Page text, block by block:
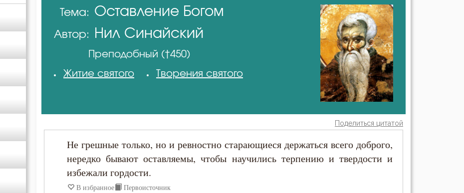
Авва Дорофей
Ефрем Сирин
Нил Синайский
Тема: Оставление Богом
Автор: Нил Синайский
Преподобный (†450)
Житие святого
Творения святого
Поделиться цитатой
Не грешные только, но и ревностно старающиеся держаться всего доброго,
нередко бывают оставляемы, чтобы научились терпению и твердости и
избежали гордости.
В избранное Первоисточник